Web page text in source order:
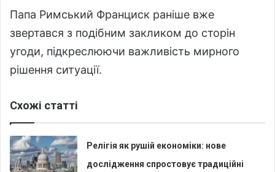
Папа Римський Франциск раніше вже
звертався з подібним закликом до сторін
угоди, підкреслюючи важливість мирного
рішення ситуації.
Схожі статті
Релігія як рушій економіки: нове
дослідження спростовує традиційні